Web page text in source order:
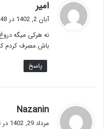
امیر
ف
:
آبان 2, 1402 در 0:48 ق.ظ
نه هرکی میگه
باش.مصرف کردم
پاسخ
Nazanin
ف
مرداد 29, 1402 در 1:34 ب.ظ